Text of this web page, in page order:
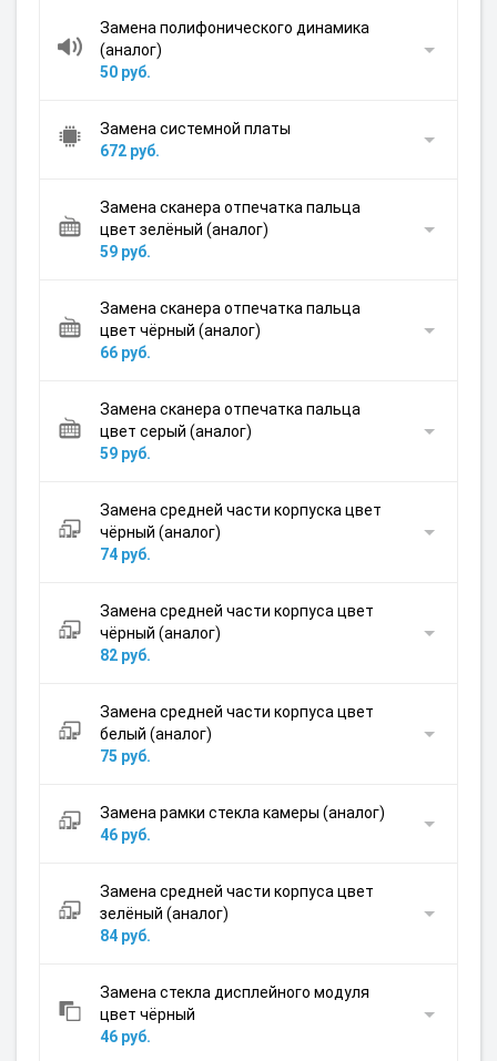
Замена полифонического динамика
(аналог)
50 руб.
Замена системной платы
672 руб.
Замена сканера отпечатка пальца
цвет зелёный (аналог)
59 руб.
Замена сканера отпечатка пальца
цвет чёрный (аналог)
66 руб.
Замена сканера отпечатка пальца
цвет серый (аналог)
59 руб.
Замена средней части корпуска цвет
чёрный (аналог)
74 руб.
Замена средней части корпуса цвет
чёрный (аналог)
82 руб.
Замена средней части корпуса цвет
белый (аналог)
75 руб.
Замена рамки стекла камеры (аналог)
46 руб.
Замена средней части корпуса цвет
зелёный (аналог)
84 руб.
Замена стекла дисплейного модуля
цвет чёрный
46 руб.